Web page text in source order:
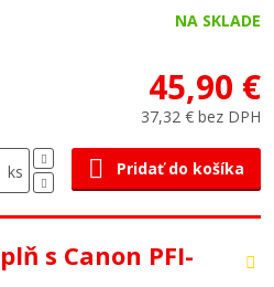
NA SKLADE
45,90 €
37,32 € bez DPH
ks Pridať do košíka
s Canon PFI-